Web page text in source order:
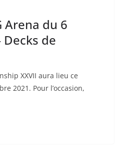
Arena du 6
de
XXVII aura lieu ce
2021. Pour l’occasion,